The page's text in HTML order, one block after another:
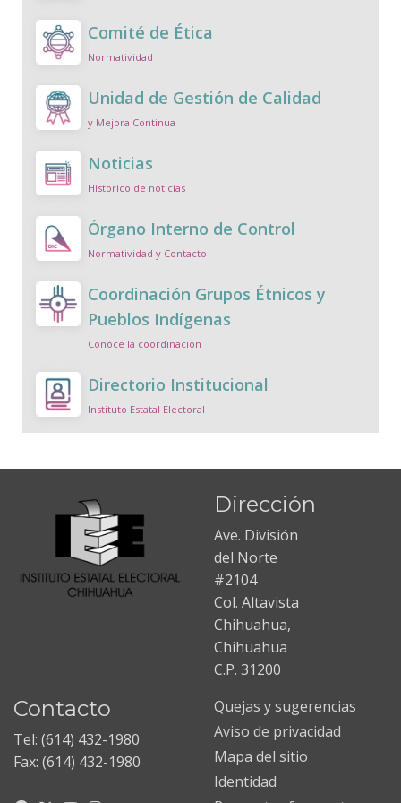
Comité de Ética
Normatividad
Unidad de Gestión de Calidad
y Mejora Continua
Noticias
Historico de noticias
Órgano Interno de Control
Normatividad y Contacto
Coordinación Grupos Étnicos y
Pueblos Indígenas
Conóce la coordinación
Directorio Institucional
Instituto Estatal Electoral
Dirección
Ave. División
del Norte
#2104
Col. Altavista
Chihuahua,
Chihuahua
C.P. 31200
Contacto
Tel: (614) 432-1980
Fax: (614) 432-1980
Quejas y sugerencias
Aviso de privacidad
Mapa del sitio
Identidad